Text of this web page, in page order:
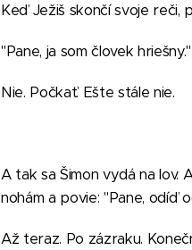
Keď Ježiš skončí svoje reči,
"Pane, ja som človek hriešny."
Nie. Počkať. Ešte stále nie.
A tak sa Šimon vydá na lov.
nohám a povie: "Pane, odíď
Až teraz. Po zázraku.